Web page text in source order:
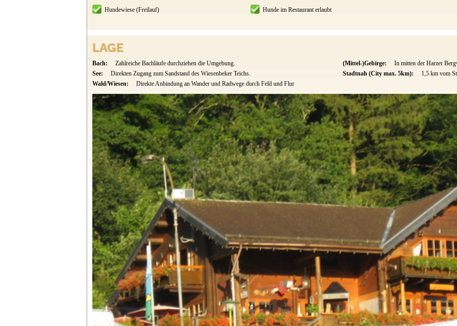
Hundewiese (Freilauf) Hunde im Restaurant erlaubt
LAGE
Bach: Zahlreiche Bachläufe durchziehen die Umgebung. (Mittel-)Gebirge:
In mitten der Harzer
See:
Direkten Zugang zum Sandstand des Wiesenbeker Teichs. Stadtnah (City max. 5km):
1,5 km vom
Wald/Wiesen:
Direkte Anbindung an Wander und Radwege durch Feld und Flur